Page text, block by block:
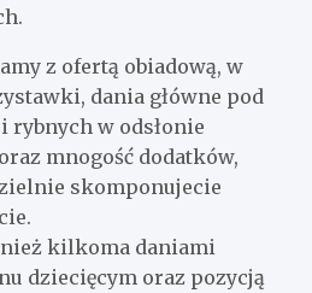
z ofertą obiadową, w
dania główne pod
rybnych w odsłonie
mnogość dodatków,
skomponujecie
kilkoma daniami
dziecięcym oraz pozycją